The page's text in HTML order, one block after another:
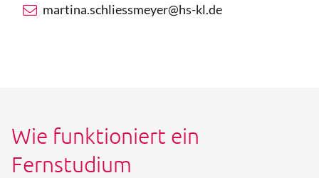
martina.schliessmeyer@hs-kl.de
Wie funktioniert ein
Fernstudium